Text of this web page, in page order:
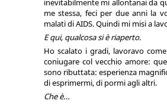
inevitabilmente mi allontanai da
me stessa, feci per due anni la
malati di AIDS. Quindi mi misi a
E qui, qualcosa si è riaperto.
Ho scalato i gradi, lavoravo
coniugare col vecchio amore:
sono ributtata: esperienza
di esprimermi, di pormi agli altri.
Che è…